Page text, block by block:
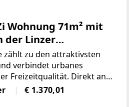
Wohnung 71m² mit
der Linzer
zählt zu den attraktivsten
verbindet urbanes
Freizeitqualität. Direkt an
Sie die Nähe zum
weitläufigen Spazier- und
€ 1.370,01